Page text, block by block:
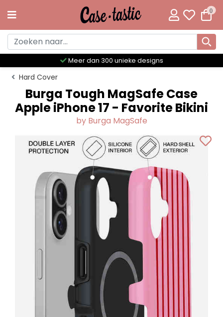
0
Meer dan 300 unieke designs
Hard Cover
Burga Tough MagSafe Case
Apple iPhone 17 - Favorite Bikini
by Burga MagSafe